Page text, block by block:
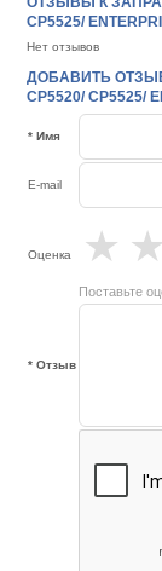
CP5525/
Нет отзывов
ДОБАВИТЬ ОТЗЫВ
CP5520/ CP5525/
* Имя
E-mail
Оценка ★
★
Поставьте
* Отзыв